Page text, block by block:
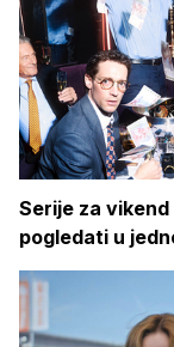
Serije za
pogledati u